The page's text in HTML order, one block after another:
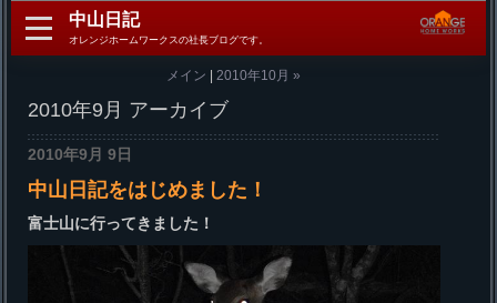
中山日記
オレンジホームワークスの社長ブログです。
メイン |2010年10月 »
2010年9月 アーカイブ
2010年9月 9日
中山日記をはじめました！
富士山に行ってきました！